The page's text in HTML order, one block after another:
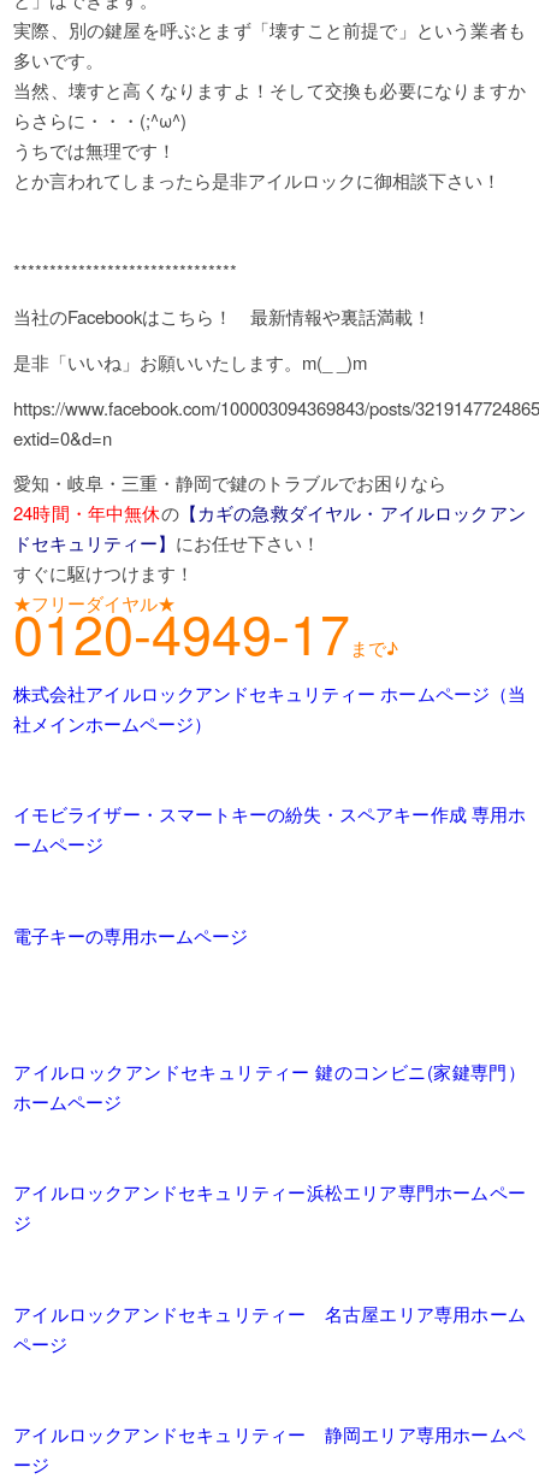
実際、別の鍵屋を呼ぶとまず「壊すこと前提で」という業者も
多いです。
当然、壊すと高くなりますよ！そして交換も必要になりますか
らさらに・・・(;^ω^)
うちでは無理です！
とか言われてしまったら是非アイルロックに御相談下さい！
*******************************
当社のFacebookはこちら！ 最新情報や裏話満載！
是非「いいね」お願いいたします。m(_ _)m
https://www.facebook.com/100003094369843/posts/
extid=0&d=n
愛知・岐阜・三重・静岡で鍵のトラブルでお困りなら
24時間・年中無休の【カギの急救ダイヤル・アイルロックアン
ドセキュリティー】 にお任せ下さい！
すぐに駆けつけます！
★フリーダイヤル★
0120-4949-17まで♪
株式会社アイルロックアンドセキュリティー ホームページ（当
社メインホームページ）
イモビライザー・スマートキーの紛失・スペアキー作成 専用ホ
ームページ
電子キーの専用ホームページ
アイルロックアンドセキュリティー 鍵のコンビニ(家鍵専門）
ホームページ
アイルロックアンドセキュリティー浜松エリア専門ホームペー
ジ
アイルロックアンドセキュリティー 名古屋エリア専用ホーム
ページ
アイルロックアンドセキュリティー 静岡エリア専用ホームペ
ージ